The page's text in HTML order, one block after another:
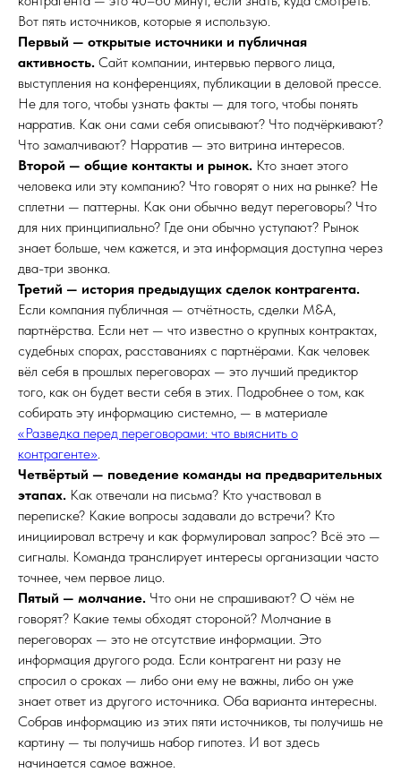
Вот пять источников, которые я использую.
Первый — открытые источники и публичная
активность. Сайт компании, интервью первого лица,
выступления на конференциях, публикации в деловой прессе.
Не для того, чтобы узнать факты — для того, чтобы понять
нарратив. Как они сами себя описывают? Что подчёркивают?
Что замалчивают? Нарратив — это витрина интересов.
Второй — общие контакты и рынок. Кто знает этого
человека или эту компанию? Что говорят о них на рынке? Не
сплетни — паттерны. Как они обычно ведут переговоры? Что
для них принципиально? Где они обычно уступают? Рынок
знает больше, чем кажется, и эта информация доступна через
два-три звонка.
Третий — история предыдущих сделок контрагента.
Если компания публичная — отчётность, сделки M&A,
партнёрства. Если нет — что известно о крупных контрактах,
судебных спорах, расставаниях с партнёрами. Как человек
вёл себя в прошлых переговорах — это лучший предиктор
того, как он будет вести себя в этих. Подробнее о том, как
собирать эту информацию системно, — в материале
«Разведка перед переговорами: что выяснить о
контрагенте».
Четвёртый — поведение команды на предварительных
этапах. Как отвечали на письма? Кто участвовал в
переписке? Какие вопросы задавали до встречи? Кто
инициировал встречу и как формулировал запрос? Всё это —
сигналы. Команда транслирует интересы организации часто
точнее, чем первое лицо.
Пятый — молчание. Что они не спрашивают? О чём не
говорят? Какие темы обходят стороной? Молчание в
переговорах — это не отсутствие информации. Это
информация другого рода. Если контрагент ни разу не
спросил о сроках — либо они ему не важны, либо он уже
знает ответ из другого источника. Оба варианта интересны.
Собрав информацию из этих пяти источников, ты получишь не
картину — ты получишь набор гипотез. И вот здесь
начинается самое важное.